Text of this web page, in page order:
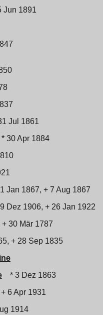
Jun 1891
Jul 1861
* 30 Apr 1884
Jan 1867, + 7 Aug 1867
Dez 1906, + 26 Jan 1922
30 Mär 1787
+ 28 Sep 1835
* 3 Dez 1863
6 Apr 1931
1914